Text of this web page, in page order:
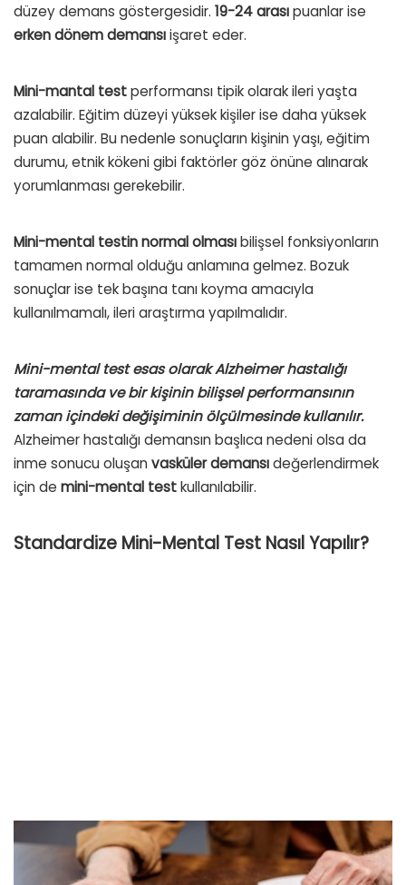
düzey demans göstergesidir. 19-24 arasıpuanlar ise
erken dönem demansıişaret eder.
Mini-mantal testperformansı tipik olarak ileri yaşta
azalabilir. Eğitim düzeyi yüksek kişiler ise daha yüksek
puan alabilir. Bu nedenle sonuçların kişinin yaşı, eğitim
durumu, etnik kökeni gibi faktörler göz önüne alınarak
yorumlanması gerekebilir.
Mini-mental testin normal olmasıbilişsel fonksiyonların
tamamen normal olduğu anlamına gelmez. Bozuk
sonuçlar ise tek başına tanı koyma amacıyla
kullanılmamalı, ileri araştırma yapılmalıdır.
Mini-mental test esas olarak Alzheimer hastalığı
taramasında ve bir kişinin bilişsel performansının
zaman içindeki değişiminin ölçülmesinde kullanılır.
Alzheimer hastalığı demansın başlıca nedeni olsa da
inme sonucu oluşan vasküler demansıdeğerlendirmek
için de mini-mental testkullanılabilir.
Standardize Mini-Mental Test Nasıl Yapılır?